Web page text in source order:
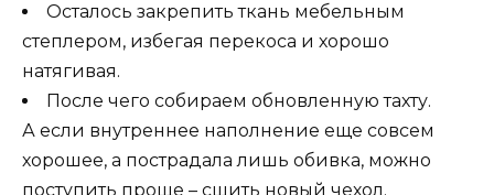
Осталось закрепить ткань мебельным
степлером, избегая перекоса и хорошо
натягивая.
После чего собираем обновленную тахту.
А если внутреннее наполнение еще совсем
хорошее, а пострадала лишь обивка, можно
поступить проще – сшить новый чехол.